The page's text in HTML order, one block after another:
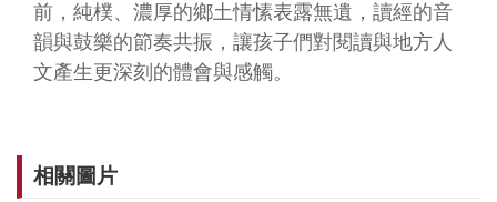
意
見
信
權
前，純樸、濃厚的鄉土情愫表露無遺，讀經的音
韻與鼓樂的節奏共振，讓孩子們對閱讀與地方人
文產生更深刻的體會與感觸。
相關圖片